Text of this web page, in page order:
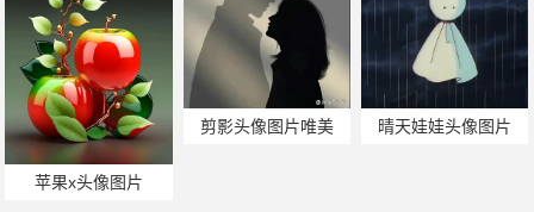
苹果x头像图片
剪影头像图片唯美 晴天娃娃头像图片